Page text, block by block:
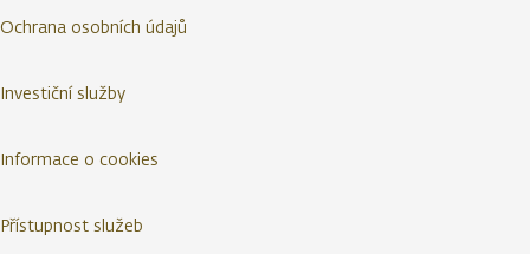
Ochrana osobních údajů
Investiční služby
Informace o cookies
Přístupnost služeb